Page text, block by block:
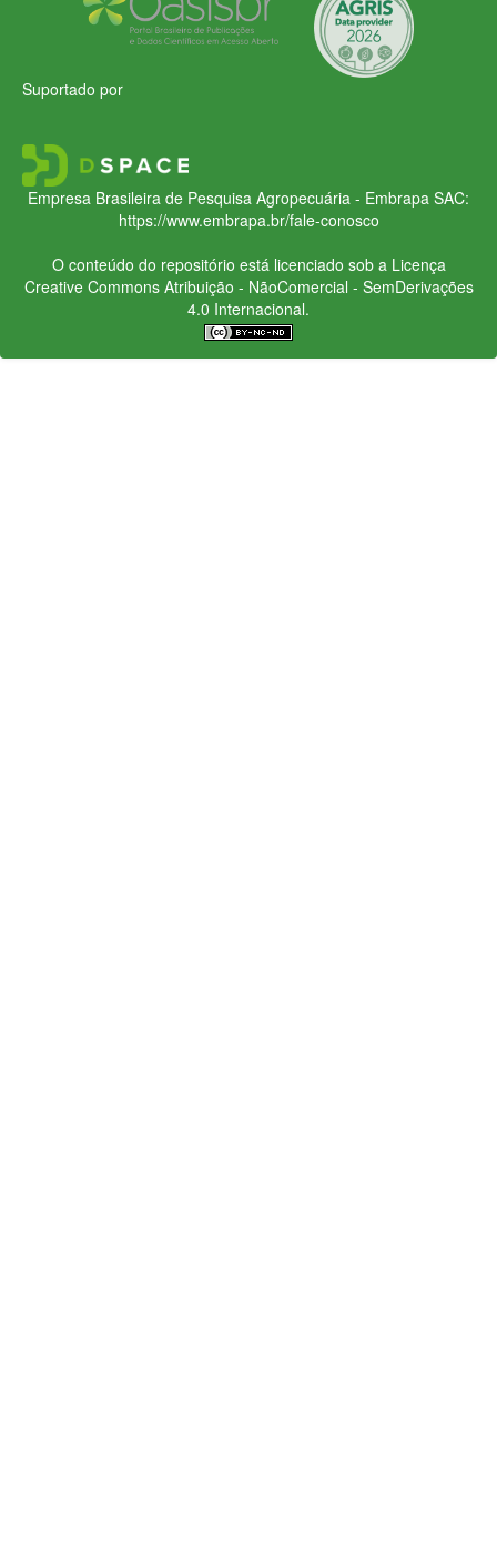
Suportado por
Empresa Brasileira de Pesquisa Agropecuária - Embrapa SAC:
https://www.embrapa.br/fale-conosco
O conteúdo do repositório está licenciado sob a Licença
Creative CommonsAtribuição - NãoComercial - SemDerivações
4.0 Internacional.